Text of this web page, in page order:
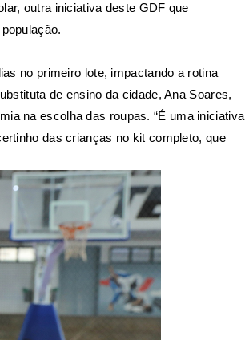
outra iniciativa deste GDF que
no primeiro lote, impactando a rotina
de ensino da cidade, Ana Soares,
na escolha das roupas. “É uma iniciativa
das crianças no kit completo, que